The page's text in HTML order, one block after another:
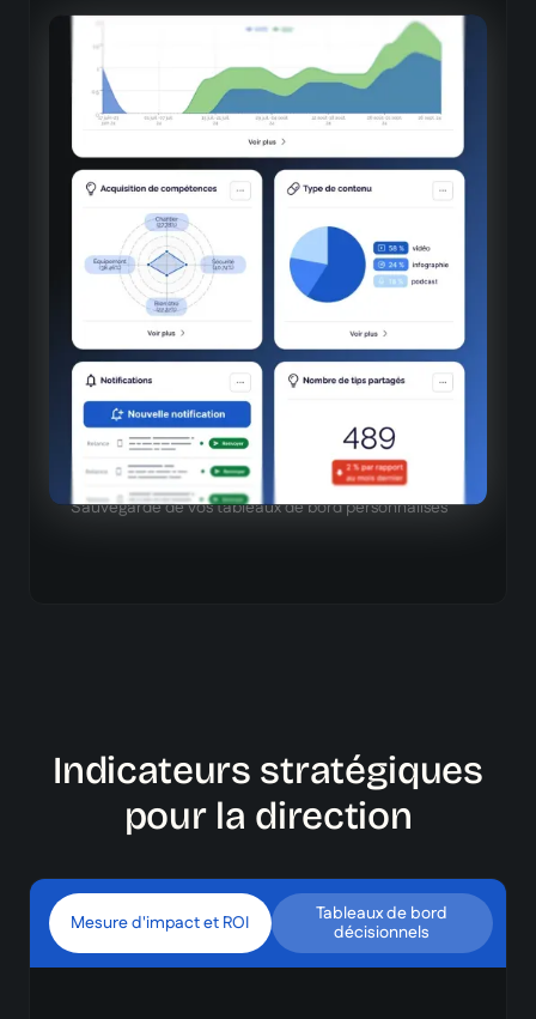
Une vision globale et
personnalisable
Nombre illimité de dashboards
Création et basculement entre plusieurs tableaux de
bord selon vos besoins
Navigation intuitive
Passage fluide d'une vue d'ensemble aux détails les plus
granulaires
Organisation structurée
6 types de widgets spécialisés (contenus tips, contenus
track, capsules, apprenants, coaching, et cursus)
Mémorisation des configurations
Sauvegarde de vos tableaux de bord personnalisés
Indicateurs stratégiques
pour la direction
Mesure d'impact et ROI
Tableaux de bord
décisionnels